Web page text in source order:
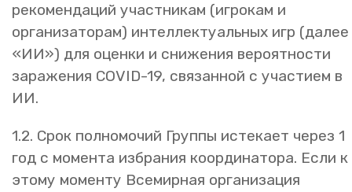
рекомендаций участникам (игрокам и
организаторам) интеллектуальных игр
«ИИ») для оценки и снижения вероятности
заражения COVID-19, связанной с участием в
ИИ.
1.2. Срок полномочий Группы истекает через 1
год с момента избрания координатора. Если к
этому моменту Всемирная организация